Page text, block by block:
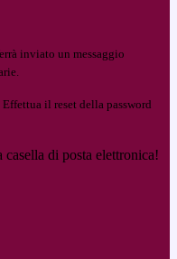
inviato un messaggio
il reset della password
di posta elettronica!